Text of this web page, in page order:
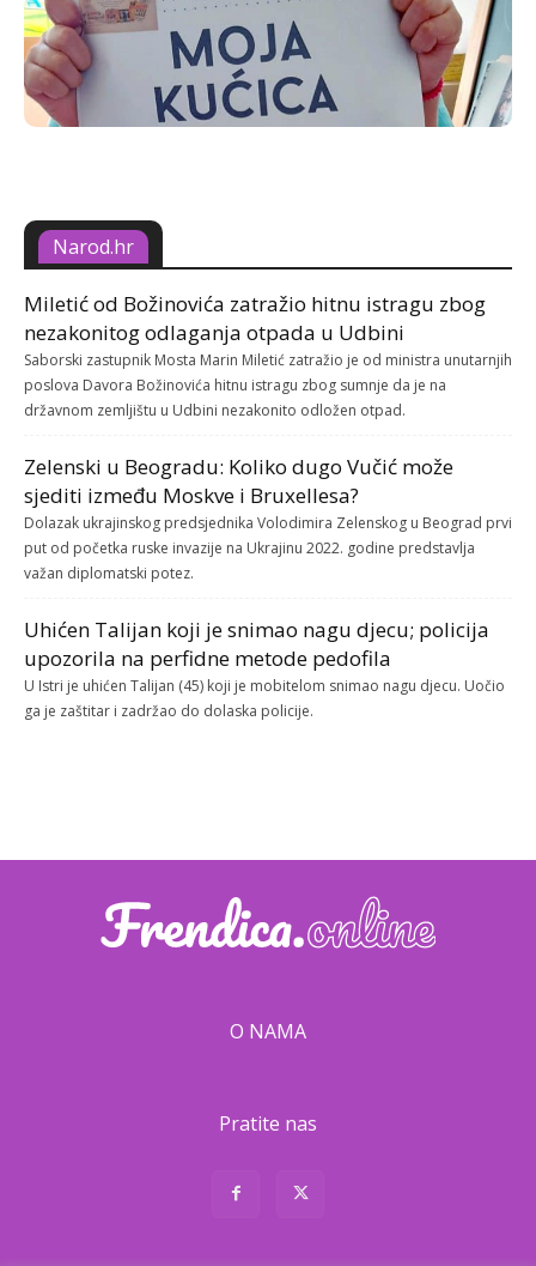
Narod.hr
Miletić od Božinovića zatražio hitnu istragu zbog
nezakonitog odlaganja otpada u Udbini
Saborski zastupnik Mosta Marin Miletić zatražio je od ministra unutarnjih
poslova Davora Božinovića hitnu istragu zbog sumnje da je na
državnom zemljištu u Udbini nezakonito odložen otpad.
Zelenski u Beogradu: Koliko dugo Vučić može
sjediti između Moskve i Bruxellesa?
Dolazak ukrajinskog predsjednika Volodimira Zelenskog u Beograd prvi
put od početka ruske invazije na Ukrajinu 2022. godine predstavlja
važan diplomatski potez.
Uhićen Talijan koji je snimao nagu djecu; policija
upozorila na perfidne metode pedofila
U Istri je uhićen Talijan (45) koji je mobitelom snimao nagu djecu. Uočio
ga je zaštitar i zadržao do dolaska policije.
O NAMA
Pratite nas